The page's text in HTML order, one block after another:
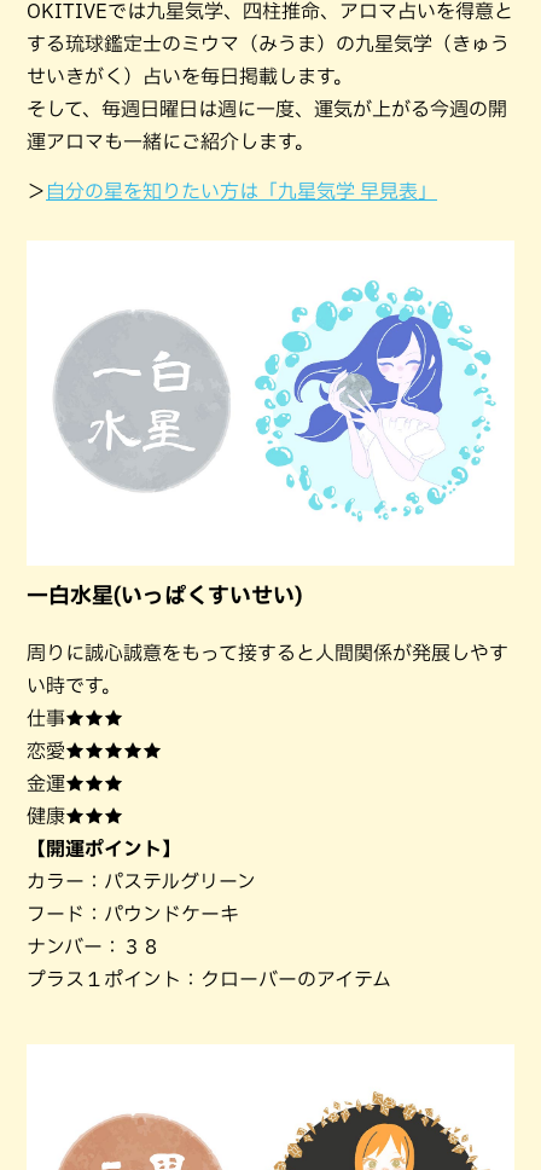
OKITIVEでは九星気学、四柱推命、アロマ占いを得意と
する琉球鑑定士のミウマ（みうま）の九星気学（きゅう
せいきがく）占いを毎日掲載します。
そして、毎週日曜日は週に一度、運気が上がる今週の開
運アロマも一緒にご紹介します。
＞ 自分の星を知りたい方は「九星気学 早見表」
一白水星(いっぱくすいせい)
周りに誠心誠意をもって接すると人間関係が発展しやす
い時です。
仕事★★★
恋愛★★★★★
金運★★★
健康★★★
【開運ポイント】
カラー：パステルグリーン
フード：パウンドケーキ
ナンバー：３８
プラス１ポイント：クローバーのアイテム